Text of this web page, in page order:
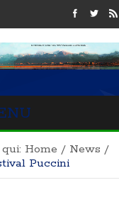
Home / News /
Puccini